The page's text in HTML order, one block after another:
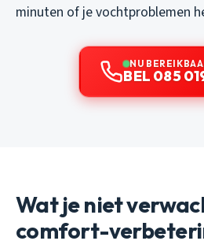
minuten of je vochtproblemen
NU
BEL 085
Wat je niet
comfort-